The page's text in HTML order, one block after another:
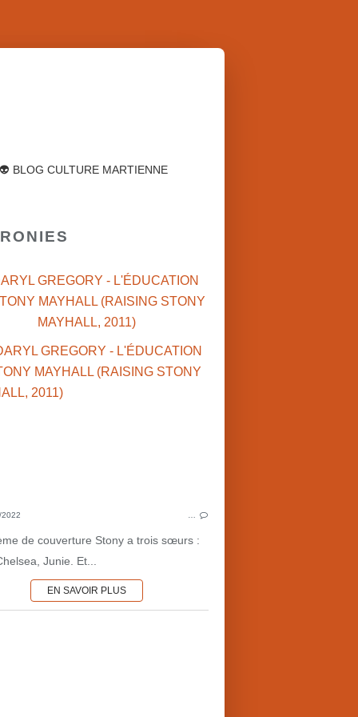
👽 BLOG CULTURE MARTIENNE
BERTRAND MARCHAL (BE)
2010'S
GREGORY - L'ÉDUCATION
MAYHALL (RAISING STONY
MAYHALL, 2011)
de couverture Stony a trois sœurs :
Junie. Et...
EN SAVOIR PLUS